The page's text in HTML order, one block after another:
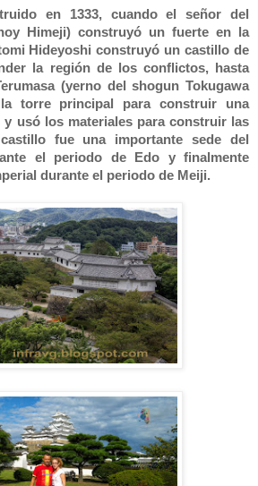
en 1333, cuando el señor del
Himeji) construyó un fuerte en la
Hideyoshi construyó un castillo de
la región de los conflictos, hasta
(yerno del shogun Tokugawa
la torre principal para construir una
y usó los materiales para construir las
fue una importante sede del
el periodo de Edo y finalmente
durante el periodo de Meiji.